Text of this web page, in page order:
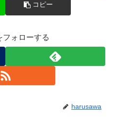
コピー
フォローする
harusawa